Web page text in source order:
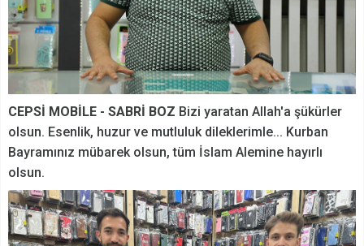
CEPSİ MOBİLE - SABRİ BOZ Bizi yaratan Allah'a şükürler
olsun. Esenlik, huzur ve mutluluk dileklerimle... Kurban
Bayramınız mübarek olsun, tüm İslam Alemine hayırlı
olsun.